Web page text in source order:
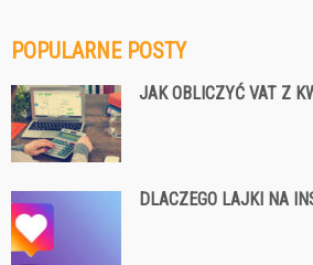
POPULARNE POSTY
JAK OBLICZYĆ VAT Z
DLACZEGO LAJKI NA